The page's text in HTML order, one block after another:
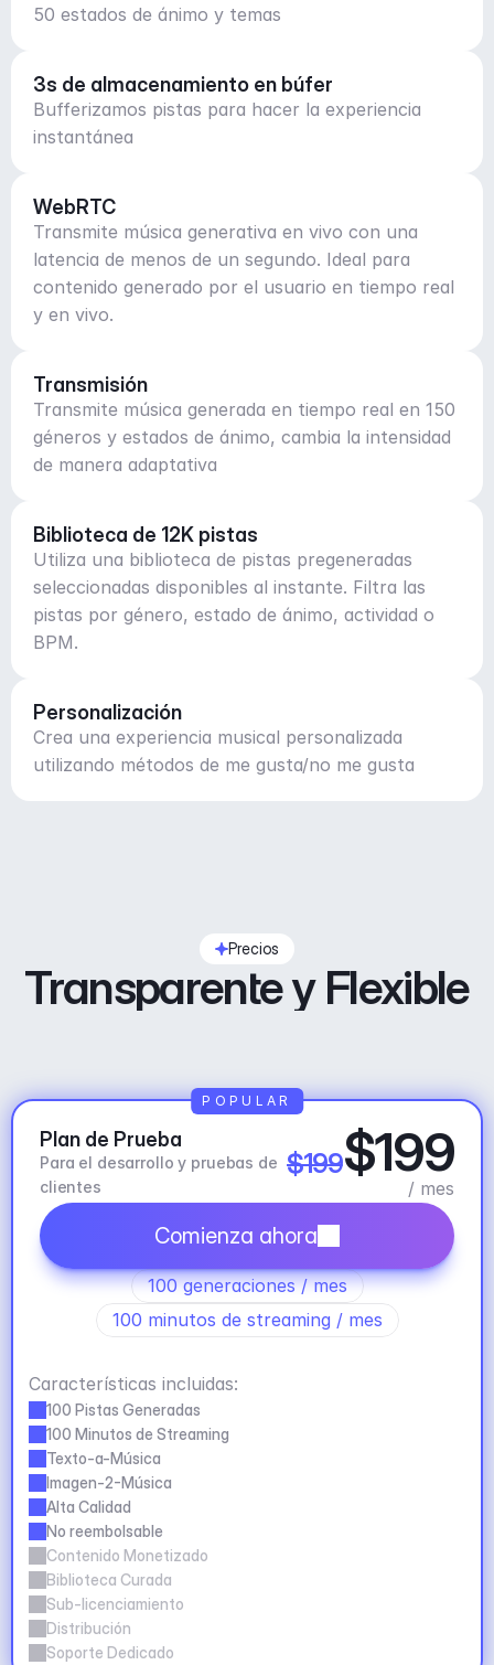
50 estados de ánimo y temas
3s de almacenamiento en búfer
Bufferizamos pistas para hacer la experiencia
instantánea
WebRTC
Transmite música generativa en vivo con una
latencia de menos de un segundo. Ideal para
contenido generado por el usuario en tiempo real
y en vivo.
Transmisión
Transmite música generada en tiempo real en 150
géneros y estados de ánimo, cambia la intensidad
de manera adaptativa
Biblioteca de 12K pistas
Utiliza una biblioteca de pistas pregeneradas
seleccionadas disponibles al instante. Filtra las
pistas por género, estado de ánimo, actividad o
BPM.
Personalización
Crea una experiencia musical personalizada
utilizando métodos de me gusta/no me gusta
Precios
Transparente y Flexible
Plan de Prueba
Para el desarrollo y pruebas de
clientes
$199$199
/ mes
Comienza ahora
100 generaciones / mes
100 minutos de streaming / mes
Características incluidas:
100 Pistas Generadas
100 Minutos de Streaming
Texto-a-Música
Imagen-2-Música
Alta Calidad
No reembolsable
Contenido Monetizado
Biblioteca Curada
Sub-licenciamiento
Distribución
Soporte Dedicado
POPULAR